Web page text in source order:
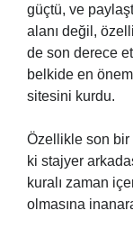
güçtü, ve
alanı değil,
de son derece
belkide en
sitesini kurdu.
Özellikle son bir
ki stajyer
kuralı zaman
olmasına